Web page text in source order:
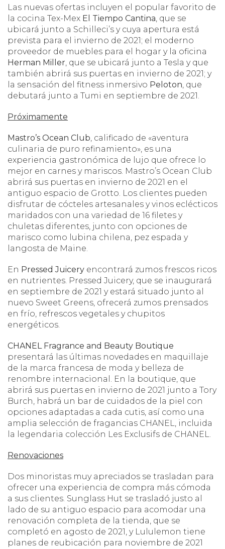
Las nuevas ofertas incluyen el popular favorito de
la cocina Tex-Mex El Tiempo Cantina, que se
ubicará junto a Schilleci’s y cuya apertura está
prevista para el invierno de 2021; el moderno
proveedor de muebles para el hogar y la oficina
Herman Miller, que se ubicará junto a Tesla y que
también abrirá sus puertas en invierno de 2021; y
la sensación del fitness inmersivo Peloton, que
debutará junto a Tumi en septiembre de 2021.
Próximamente
Mastro’s Ocean Club, calificado de «aventura
culinaria de puro refinamiento», es una
experiencia gastronómica de lujo que ofrece lo
mejor en carnes y mariscos. Mastro’s Ocean Club
abrirá sus puertas en invierno de 2021 en el
antiguo espacio de Grotto. Los clientes pueden
disfrutar de cócteles artesanales y vinos eclécticos
maridados con una variedad de 16 filetes y
chuletas diferentes, junto con opciones de
marisco como lubina chilena, pez espada y
langosta de Maine.
En Pressed Juicery encontrará zumos frescos ricos
en nutrientes. Pressed Juicery, que se inaugurará
en septiembre de 2021 y estará situado junto al
nuevo Sweet Greens, ofrecerá zumos prensados
en frío, refrescos vegetales y chupitos
energéticos.
CHANEL Fragrance and Beauty Boutique
presentará las últimas novedades en maquillaje
de la marca francesa de moda y belleza de
renombre internacional. En la boutique, que
abrirá sus puertas en invierno de 2021 junto a Tory
Burch, habrá un bar de cuidados de la piel con
opciones adaptadas a cada cutis, así como una
amplia selección de fragancias CHANEL, incluida
la legendaria colección Les Exclusifs de CHANEL.
Renovaciones
Dos minoristas muy apreciados se trasladan para
ofrecer una experiencia de compra más cómoda
a sus clientes. Sunglass Hut se trasladó justo al
lado de su antiguo espacio para acomodar una
renovación completa de la tienda, que se
completó en agosto de 2021, y Lululemon tiene
planes de reubicación para noviembre de 2021